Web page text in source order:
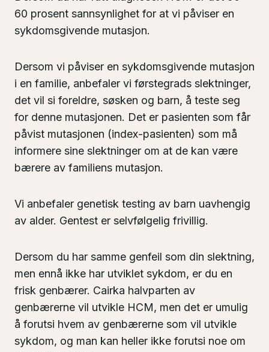
60 prosent sannsynlighet for at vi påviser en
sykdomsgivende mutasjon.
Dersom vi påviser en sykdomsgivende mutasjon
i en familie, anbefaler vi førstegrads slektninger,
det vil si foreldre, søsken og barn, å teste seg
for denne mutasjonen. Det er pasienten som får
påvist mutasjonen (index-pasienten) som må
informere sine slektninger om at de kan være
bærere av familiens mutasjon.
Vi anbefaler genetisk testing av barn uavhengig
av alder. Gentest er selvfølgelig frivillig.
Dersom du har samme genfeil som din slektning,
men ennå ikke har utviklet sykdom, er du en
frisk genbærer. Cairka halvparten av
genbærerne vil utvikle HCM, men det er umulig
å forutsi hvem av genbærerne som vil utvikle
sykdom, og man kan heller ikke forutsi noe om